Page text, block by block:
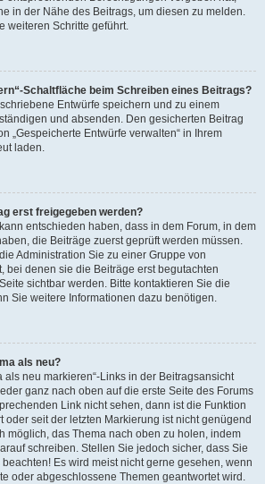
in der Nähe des Beitrags, um diesen zu melden.
weiteren Schritte geführt.
Schaltfläche beim Schreiben eines Beitrags?
Entwürfe speichern und zu einem
und absenden. Den gesicherten Beitrag
„Gespeicherte Entwürfe verwalten“ in Ihrem
laden.
erst freigegeben werden?
entschieden haben, dass in dem Forum, in dem
die Beiträge zuerst geprüft werden müssen.
Administration Sie zu einer Gruppe von
bei denen sie die Beiträge erst begutachten
sichtbar werden. Bitte kontaktieren Sie die
Sie weitere Informationen dazu benötigen.
als neu?
als neu markieren“-Links in der Beitragsansicht
ganz nach oben auf die erste Seite des Forums
Link nicht sehen, dann ist die Funktion
oder seit der letzten Markierung ist nicht genügend
möglich, das Thema nach oben zu holen, indem
schreiben. Stellen Sie jedoch sicher, dass Sie
Es wird meist nicht gerne gesehen, wenn
oder abgeschlossene Themen geantwortet wird.